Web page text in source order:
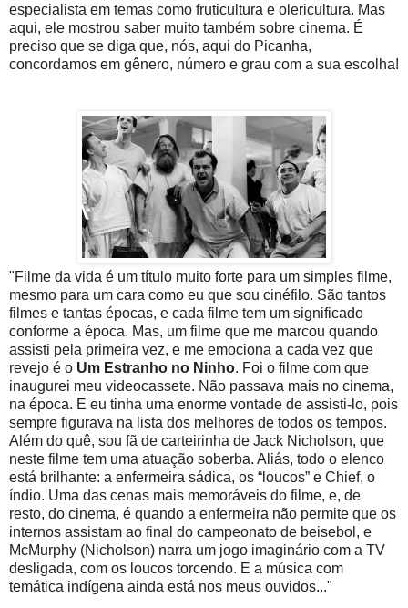
especialista em temas como fruticultura e olericultura. Mas
aqui, ele mostrou saber muito também sobre cinema. É
preciso que se diga que, nós, aqui do Picanha,
concordamos em gênero, número e grau com a sua escolha!
"Filme da vida é um título muito forte para um simples filme,
mesmo para um cara como eu que sou cinéfilo. São tantos
filmes e tantas épocas, e cada filme tem um significado
conforme a época. Mas, um filme que me marcou quando
assisti pela primeira vez, e me emociona a cada vez que
revejo é o Um Estranho no Ninho. Foi o filme com que
inaugurei meu videocassete. Não passava mais no cinema,
na época. E eu tinha uma enorme vontade de assisti-lo, pois
sempre figurava na lista dos melhores de todos os tempos.
Além do quê, sou fã de carteirinha de Jack Nicholson, que
neste filme tem uma atuação soberba. Aliás, todo o elenco
está brilhante: a enfermeira sádica, os “loucos” e Chief, o
índio. Uma das cenas mais memoráveis do filme, e, de
resto, do cinema, é quando a enfermeira não permite que os
internos assistam ao final do campeonato de beisebol, e
McMurphy (Nicholson) narra um jogo imaginário com a TV
desligada, com os loucos torcendo. E a música com
temática indígena ainda está nos meus ouvidos..."